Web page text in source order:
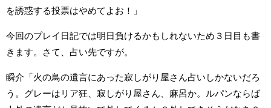
を誘惑する投票はやめてよお！」
今回のプレイ日記では明日負けるかもしれないため３日目も書
きます。さて、占い先ですが。
瞬介「火の鳥の遺言にあった寂しがり屋さん占いしかないだろ
う。グレーはリア狂、寂しがり屋さん、麻呂か。ルパンならば